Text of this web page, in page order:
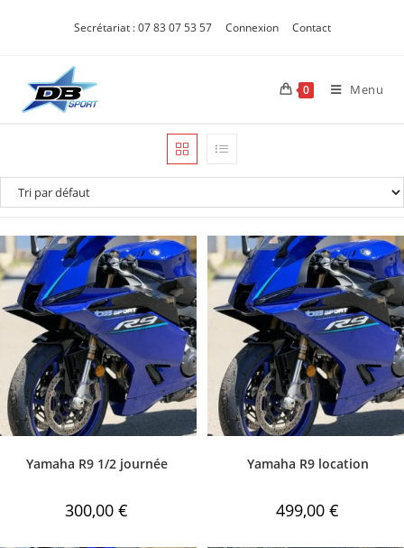
Secrétariat : 07 83 07 53 57 Connexion Contact
0 Menu
Yamaha R9 1/2 journée
300,00 €
Yamaha R9 location
499,00 €